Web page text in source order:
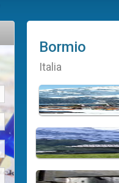
Bormio
Italia